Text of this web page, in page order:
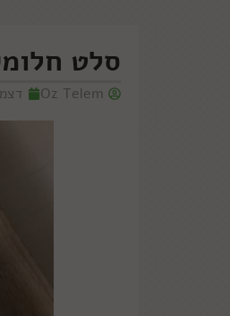
סלט
Oz Telem דצמבר